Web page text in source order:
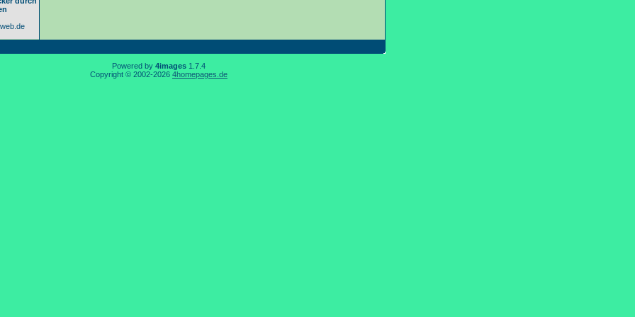
Powered by 4images 1.7.4
Copyright © 2002-2026 4homepages.de